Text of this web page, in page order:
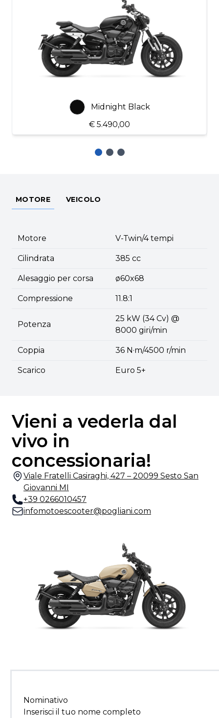
Midnight Black
€ 5.490,00
MOTORE VEICOLO
Motore V-Twin/4 tempi
Cilindrata 385 cc
Alesaggio per corsa ø60x68
Compressione 11.8:1
Potenza
25 kW (34 Cv) @
8000 giri/min
Coppia 36 N·m/4500 r/min
Scarico Euro 5+
Vieni a vederla dal
vivo in
concessionaria!
Viale Fratelli Casiraghi, 427 – 20099 Sesto San
Giovanni MI
+39 0266010457
infomotoescooter@pogliani.com
Nominativo
Inserisci il tuo nome completo